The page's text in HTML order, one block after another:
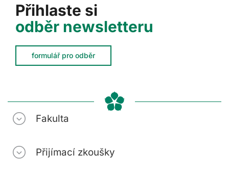
Přihlaste si
odběr newsletteru
formulář pro odběr
Fakulta
Přijímací zkoušky